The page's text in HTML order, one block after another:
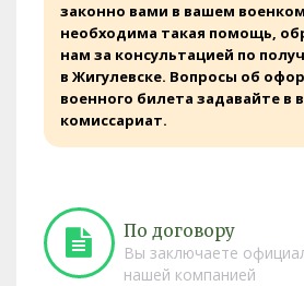
законно вами в вашем
необходима такая помощь,
нам за консультацией по
в Жигулевске. Вопросы об
военного билета задавайте в
комиссариат.
По договору
Вы заключаете
нашей компанией